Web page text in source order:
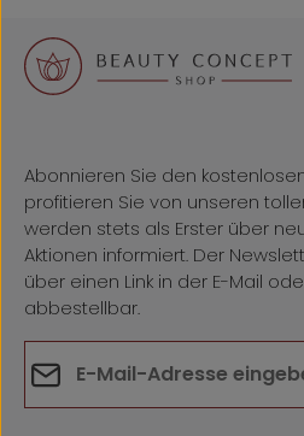
Abonnieren Sie den
profitieren Sie von unseren
werden stets als Erster über
Aktionen informiert. Der
über einen Link in der E-Mail
abbestellbar.